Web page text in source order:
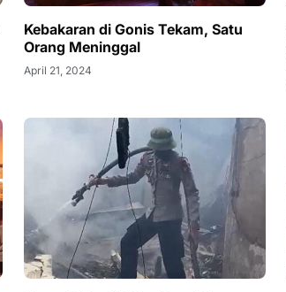
Kebakaran di Gonis Tekam, Satu
Orang Meninggal
April 21, 2024